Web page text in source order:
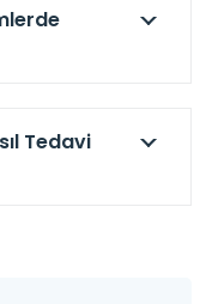
Tedavi